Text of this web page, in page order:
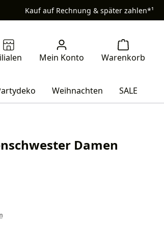
Kauf auf Rechnung & später zahlen*¹
Weihnachten SALE
Damen